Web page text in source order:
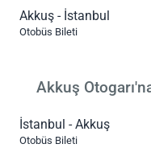
Akkuş - İstanbul
Otobüs Bileti
Akkuş
İstanbul - Akkuş
Otobüs Bileti